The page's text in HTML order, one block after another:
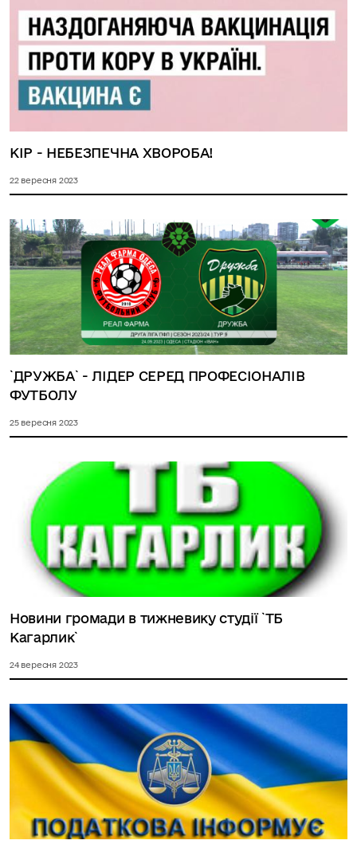
КІР - НЕБЕЗПЕЧНА ХВОРОБА!
22 вересня 2023
`ДРУЖБА` - ЛІДЕР СЕРЕД ПРОФЕСІОНАЛІВ
ФУТБОЛУ
25 вересня 2023
Новини громади в тижневику студії `ТБ
Кагарлик`
24 вересня 2023